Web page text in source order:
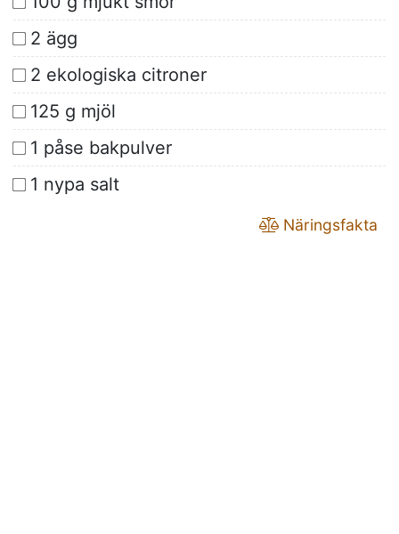
2 ägg
2 ekologiska citroner
125 g mjöl
1 påse bakpulver
1 nypa salt
Näringsfakta